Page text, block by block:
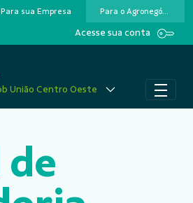
principal
Para sua Empresa Para o Agronegócio
Acesse sua conta
União Centro Oeste
de